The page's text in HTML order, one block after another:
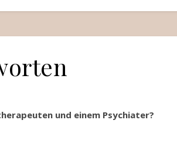
und einem Psychiater?